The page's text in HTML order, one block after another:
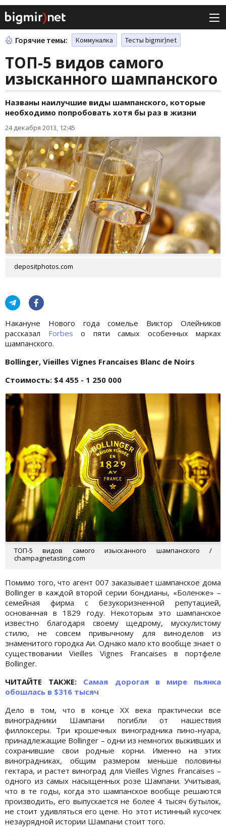
Горячие темы: Коммуналка Тесты bigmir)net
ТОП-5 видов самого
изысканного шампанского
Названы наилучшие виды шампанского, которые
необходимо попробовать хотя бы раз в жизни
24 декабря 2013, 12:45
depositphotos.com
Накануне Нового года сомелье Виктор Олейников
рассказал Forbes о пяти самых особенных марках
шампанского.
Bollinger, Vieilles Vignes Francaises Blanc de Noirs
Стоимость: $4 455 - 1 250 000
ТОП-5 видов самого изысканного шампанского /
champagnetasting.com
Помимо того, что агент 007 заказывает шампанское дома
Bollinger в каждой второй серии бондианы, «Боленже» –
семейная фирма с безукоризненной репутацией,
основанная в 1829 году. Некоторым это шампанское
известно благодаря своему щедрому, мускулистому
стилю, не совсем привычному для виноделов из
знаменитого городка Аи. Однако мало кто вообще знает о
существовании Vieilles Vignes Francaises в портфеле
Bollinger.
ЧИТАЙТЕ ТАКЖЕ: Самая дорогая в мире пьянка
обошлась в $316 тысяч
Дело в том, что в конце ХХ века практически все
виноградники Шампани погибли от нашествия
филлоксеры. Три крошечных виноградника пино-нуара,
принадлежащие Bollinger – одни из немногих выживших и
сохранившие свои родные корни. Именно на этих
виноградниках, общим размером меньше половины
гектара, и растет виноград для Vieilles Vignes Francaises –
одного из самых насыщенных розе Шампани. Учитывая,
что в те годы, когда это шампанское вообще решаются
производить, его выпускается не более 4 тысяч бутылок,
не стоит удивляться его цене. Но этот истинный кусочек
незаурядной истории Шампани стоит того.